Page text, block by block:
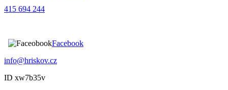
415 694 244
Facebook
info@hriskov.cz
ID xw7b35v